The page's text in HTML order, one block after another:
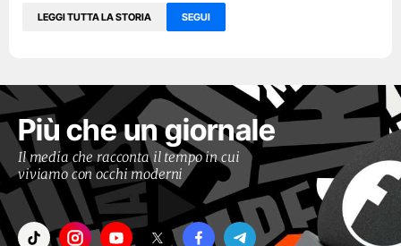
LEGGI TUTTA LA STORIA SEGUI
Più che un giornale
Il media che racconta il tempo in cui
viviamo con occhi moderni